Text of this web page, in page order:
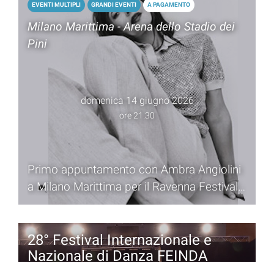
EVENTI MULTIPLI GRANDI EVENTI A PAGAMENTO
Milano Marittima - Arena dello Stadio dei
Pini
domenica 14 giugno 2026
ore 21.30
Primo appuntamento con Ambra Angiolini
a Milano Marittima per il Ravenna Festival
e Il Trebbo in musica
28° Festival Internazionale e
Nazionale di Danza FEINDA